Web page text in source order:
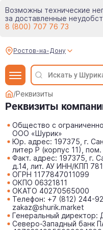
Возможны технические
за доставленные
8 (800) 707 76 73
Ростов-на-Дону
/Реквизиты
Реквизиты
Общество с
ООО «Шурик»
Юр. адрес: 197375, г.
литер Р (корпус 11), пом.
Факт. адрес: 197375, г.
д.14, лит. АУ ИНН/КПП
ОГРН 1177847011099
ОКПО 06321811
ОКАТО 40270565000
Телефон: +7 (812) 244-
zakaz@shurik.market
Генеральный директор:
Северо-Западный банк